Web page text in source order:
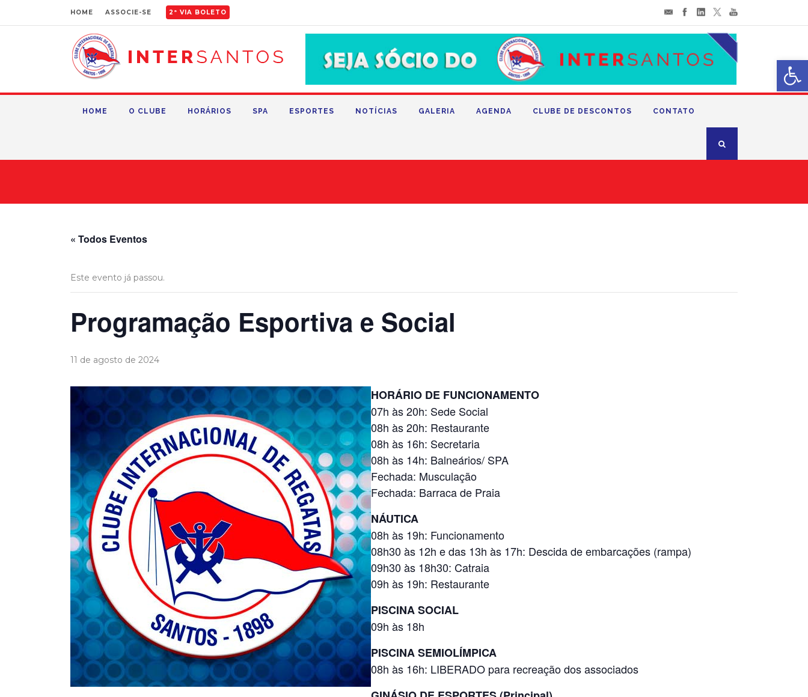
HOME ASSOCIE-SE 2ª VIA BOLETO
HOME O CLUBE HORÁRIOS SPA ESPORTES NOTÍCIAS GALERIA AGENDA CLUBE DE DESCONTOS CONTATO
« Todos Eventos
Este evento já passou.
Programação Esportiva e Social
11 de agosto de 2024
HORÁRIO DE FUNCIONAMENTO
07h às 20h: Sede Social
08h às 20h: Restaurante
08h às 16h: Secretaria
08h às 14h: Balneários/ SPA
Fechada: Musculação
Fechada: Barraca de Praia
NÁUTICA
08h às 19h: Funcionamento
08h30 às 12h e das 13h às 17h: Descida de embarcações (rampa)
09h30 às 18h30: Catraia
09h às 19h: Restaurante
PISCINA SOCIAL
09h às 18h
PISCINA SEMIOLÍMPICA
08h às 16h: LIBERADO para recreação dos associados
Abrir